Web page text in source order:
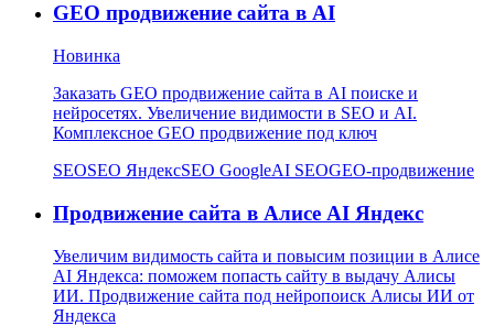
GEO продвижение сайта в AI
Новинка
Заказать GEO продвижение сайта в AI поиске и
нейросетях. Увеличение видимости в SEO и AI.
Комплексное GEO продвижение под ключ
SEOSEO ЯндексSEO GoogleAI SEOGEO-продвижение
Продвижение сайта в Алисе AI Яндекс
Увеличим видимость сайта и повысим позиции в Алисе
AI Яндекса: поможем попасть сайту в выдачу Алисы
ИИ. Продвижение сайта под нейропоиск Алисы ИИ от
Яндекса